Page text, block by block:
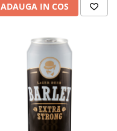
ADAUGA IN COS